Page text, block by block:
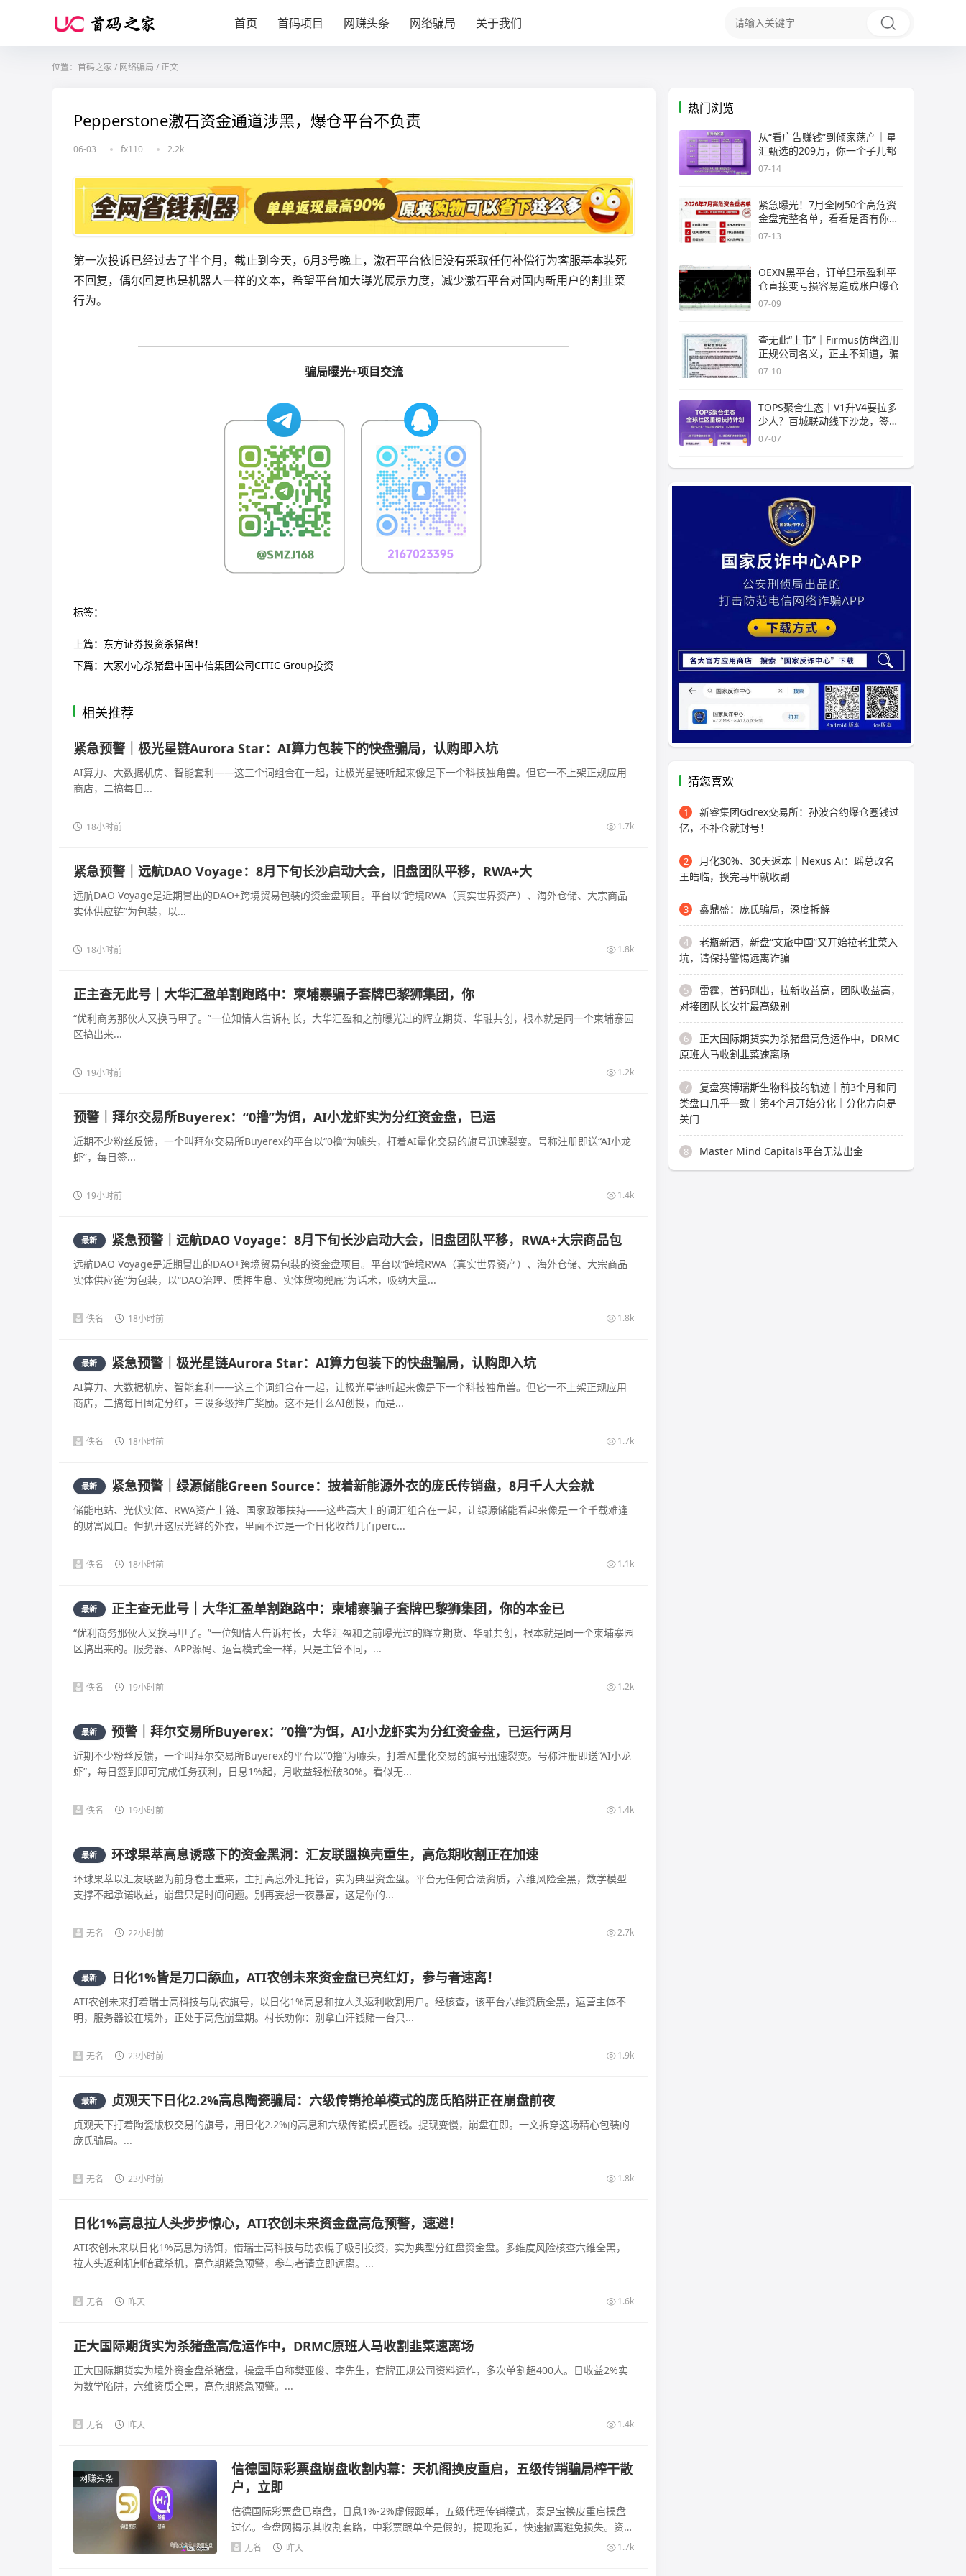
首页 首码项目 网赚头条 网络骗局 关于我们
位置： 首码之家 / 网络骗局 /正文
Pepperstone激石资金通道涉黑，爆仓平台不负责
06-03 fx110 2.2k
第一次投诉已经过去了半个月，截止到今天，6月3号晚上，激石平台依旧没有采取任何补偿行为客服基本装死
不回复，偶尔回复也是机器人一样的文本，希望平台加大曝光展示力度，减少激石平台对国内新用户的割韭菜
行为。
骗局曝光+项目交流
标签：
上篇： 东方证券投资杀猪盘！
下篇： 大家小心杀猪盘中国中信集团公司CITIC Group投资
相关推荐
紧急预警｜极光星链Aurora Star：AI算力包装下的快盘骗局，认购即入坑
AI算力、大数据机房、智能套利——这三个词组合在一起，让极光星链听起来像是下一个科技独角兽。但它一不上架正规应用
商店，二搞每日...
18小时前 1.7k
紧急预警｜远航DAO Voyage：8月下旬长沙启动大会，旧盘团队平移，RWA+大
远航DAO Voyage是近期冒出的DAO+跨境贸易包装的资金盘项目。平台以“跨境RWA（真实世界资产）、海外仓储、大宗商品
实体供应链”为包装，以...
18小时前 1.8k
正主查无此号｜大华汇盈单割跑路中：柬埔寨骗子套牌巴黎狮集团，你
“优利商务那伙人又换马甲了。”一位知情人告诉村长，大华汇盈和之前曝光过的辉立期货、华融共创，根本就是同一个柬埔寨园
区搞出来...
19小时前 1.2k
预警｜拜尔交易所Buyerex：“0撸”为饵，AI小龙虾实为分红资金盘，已运
近期不少粉丝反馈，一个叫拜尔交易所Buyerex的平台以“0撸”为噱头，打着AI量化交易的旗号迅速裂变。号称注册即送“AI小龙
虾”，每日签...
19小时前 1.4k
最新 紧急预警｜远航DAO Voyage：8月下旬长沙启动大会，旧盘团队平移，RWA+大宗商品包
远航DAO Voyage是近期冒出的DAO+跨境贸易包装的资金盘项目。平台以“跨境RWA（真实世界资产）、海外仓储、大宗商品
实体供应链”为包装，以“DAO治理、质押生息、实体货物兜底”为话术，吸纳大量...
佚名 18小时前 1.8k
最新 紧急预警｜极光星链Aurora Star：AI算力包装下的快盘骗局，认购即入坑
AI算力、大数据机房、智能套利——这三个词组合在一起，让极光星链听起来像是下一个科技独角兽。但它一不上架正规应用
商店，二搞每日固定分红，三设多级推广奖励。这不是什么AI创投，而是...
佚名 18小时前 1.7k
最新 紧急预警｜绿源储能Green Source：披着新能源外衣的庞氏传销盘，8月千人大会就
储能电站、光伏实体、RWA资产上链、国家政策扶持——这些高大上的词汇组合在一起，让绿源储能看起来像是一个千载难逢
的财富风口。但扒开这层光鲜的外衣，里面不过是一个日化收益几百perc...
佚名 18小时前 1.1k
最新 正主查无此号｜大华汇盈单割跑路中：柬埔寨骗子套牌巴黎狮集团，你的本金已
“优利商务那伙人又换马甲了。”一位知情人告诉村长，大华汇盈和之前曝光过的辉立期货、华融共创，根本就是同一个柬埔寨园
区搞出来的。服务器、APP源码、运营模式全一样，只是主管不同，...
佚名 19小时前 1.2k
最新 预警｜拜尔交易所Buyerex：“0撸”为饵，AI小龙虾实为分红资金盘，已运行两月
近期不少粉丝反馈，一个叫拜尔交易所Buyerex的平台以“0撸”为噱头，打着AI量化交易的旗号迅速裂变。号称注册即送“AI小龙
虾”，每日签到即可完成任务获利，日息1%起，月收益轻松破30%。看似无...
佚名 19小时前 1.4k
最新 环球果萃高息诱惑下的资金黑洞：汇友联盟换壳重生，高危期收割正在加速
环球果萃以汇友联盟为前身卷土重来，主打高息外汇托管，实为典型资金盘。平台无任何合法资质，六维风险全黑，数学模型
支撑不起承诺收益，崩盘只是时间问题。别再妄想一夜暴富，这是你的...
无名 22小时前 2.7k
最新 日化1%皆是刀口舔血，ATI农创未来资金盘已亮红灯，参与者速离！
ATI农创未来打着瑞士高科技与助农旗号，以日化1%高息和拉人头返利收割用户。经核查，该平台六维资质全黑，运营主体不
明，服务器设在境外，正处于高危崩盘期。村长劝你：别拿血汗钱赌一台只...
无名 23小时前 1.9k
最新 贞观天下日化2.2%高息陶瓷骗局：六级传销抢单模式的庞氏陷阱正在崩盘前夜
贞观天下打着陶瓷版权交易的旗号，用日化2.2%的高息和六级传销模式圈钱。提现变慢，崩盘在即。一文拆穿这场精心包装的
庞氏骗局。...
无名 23小时前 1.8k
日化1%高息拉人头步步惊心，ATI农创未来资金盘高危预警，速避！
ATI农创未来以日化1%高息为诱饵，借瑞士高科技与助农幌子吸引投资，实为典型分红盘资金盘。多维度风险核查六维全黑，
拉人头返利机制暗藏杀机，高危期紧急预警，参与者请立即远离。...
无名 昨天 1.6k
正大国际期货实为杀猪盘高危运作中，DRMC原班人马收割韭菜速离场
正大国际期货实为境外资金盘杀猪盘，操盘手自称樊亚俊、李先生，套牌正规公司资料运作，多次单割超400人。日收益2%实
为数学陷阱，六维资质全黑，高危期紧急预警。...
无名 昨天 1.4k
网赚头条
信德国际彩票盘崩盘收割内幕：天机阁换皮重启，五级传销骗局榨干散
户，立即
信德国际彩票盘已崩盘，日息1%-2%虚假跟单，五级代理传销模式，泰足宝换皮重启操盘
过亿。查盘网揭示其收割套路，中彩票跟单全是假的，提现拖延，快速撤离避免损失。资金
来源可疑，法律风险...
无名 昨天 1.7k
热门浏览
从“看广告赚钱”到倾家荡产｜星
汇甄选的209万，你一个子儿都
07-14
紧急曝光！7月全网50个高危资
金盘完整名单，看看是否有你正
在
07-13
OEXN黑平台，订单显示盈利平
仓直接变亏损容易造成账户爆仓
07-09
查无此“上市”｜Firmus仿盘盗用
正规公司名义，正主不知道，骗
07-10
TOPS聚合生态｜V1升V4要拉多
少人？百城联动线下沙龙，签的
是业
07-07
猜您喜欢
1
新睿集团Gdrex交易所：孙波合约爆仓圈钱过
亿，不补仓就封号！
2
月化30%、30天返本｜Nexus Ai：瑶总改名
王皓临，换完马甲就收割
3 鑫鼎盛：庞氏骗局，深度拆解
4
老瓶新酒，新盘“文旅中国”又开始拉老韭菜入
坑，请保持警惕远离诈骗
5
雷霆，首码刚出，拉新收益高，团队收益高，
对接团队长安排最高级别
6
正大国际期货实为杀猪盘高危运作中，DRMC
原班人马收割韭菜速离场
7
复盘赛博瑞斯生物科技的轨迹｜前3个月和同
类盘口几乎一致｜第4个月开始分化｜分化方向是
关门
8 Master Mind Capitals平台无法出金